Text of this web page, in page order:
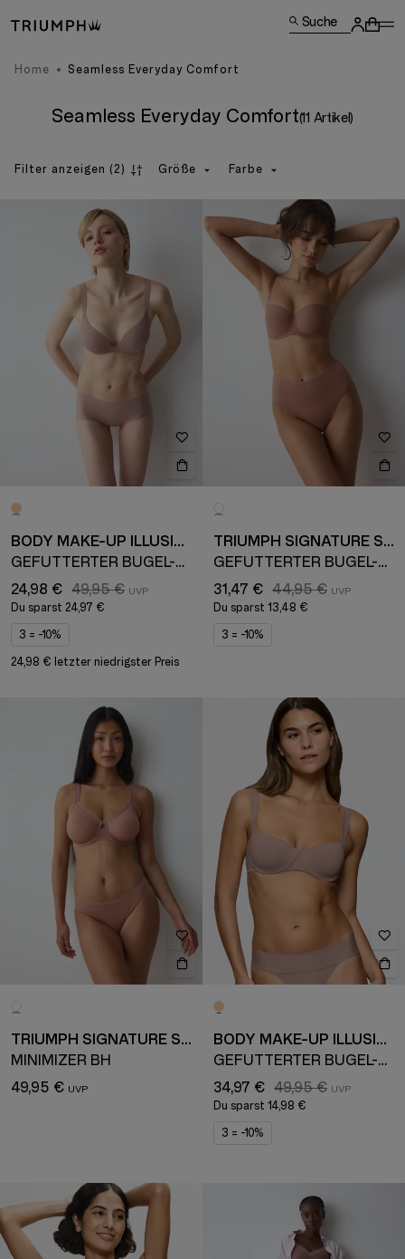
Suche
Home Seamless Everyday Comfort
Seamless Everyday Comfort(11 Artikel)
Filter anzeigen (2) Größe Farbe
BODY MAKE-UP ILLUSION
GEFÜTTERTER BÜGEL-BH
24,98 € 49,95 €
Du sparst 24,97 €
3 = -10%
24,98 € letzter niedrigster Preis
TRIUMPH SIGNATURE SHEER
GEFÜTTERTER BÜGEL-BH MIT ABNEHMBAREN TRÄGERN
31,47 € 44,95 €
Du sparst 13,48 €
3 = -10%
TRIUMPH SIGNATURE SHEER
MINIMIZER BH
49,95 €
BODY MAKE-UP ILLUSION
GEFÜTTERTER BÜGEL-BH
34,97 € 49,95 €
Du sparst 14,98 €
3 = -10%